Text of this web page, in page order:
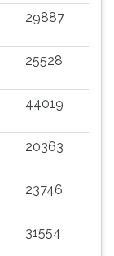
29887
25528
44019
20363
23746
31554